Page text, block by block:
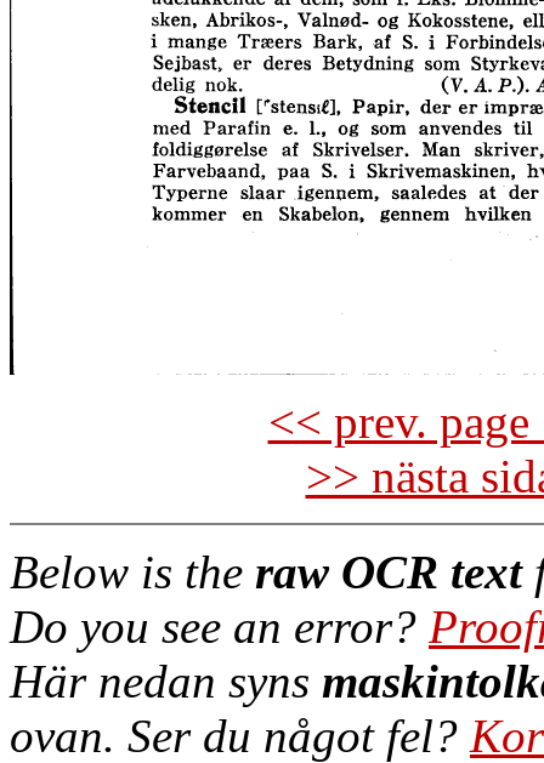
<< prev.
>> nästa
Below is the raw OCR text
Do you see an error?
Här nedan syns
ovan. Ser du något fel?